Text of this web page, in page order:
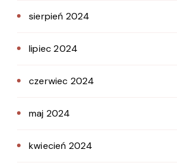
sierpień 2024
lipiec 2024
czerwiec 2024
maj 2024
kwiecień 2024